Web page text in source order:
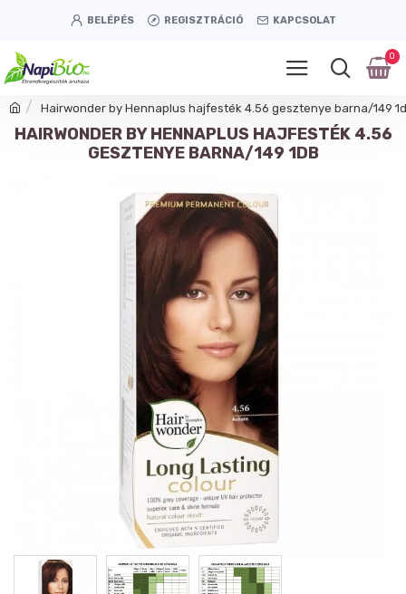
BELÉPÉS REGISZTRÁCIÓ KAPCSOLAT
0
Hairwonder by Hennaplus hajfesték 4.56 gesztenye barna/149
HAIRWONDER BY HENNAPLUS HAJFESTÉK 4.56
GESZTENYE BARNA/149 1DB